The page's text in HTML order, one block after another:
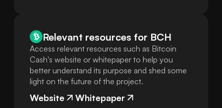
Relevant resources for BCH
Access relevant resources such as Bitcoin
Cash's website or whitepaper to help you
better understand its purpose and shed some
light on the future of the project.
Website Whitepaper